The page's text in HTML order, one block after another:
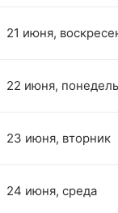
21 июня,
22 июня,
23 июня, вторник
24 июня, среда